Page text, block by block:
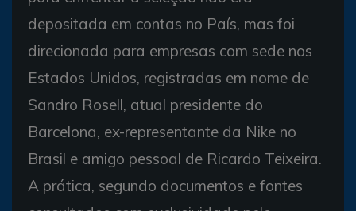
depositada em contas no País, mas foi
direcionada para empresas com sede nos
Estados Unidos, registradas em nome de
Sandro Rosell, atual presidente do
Barcelona, ex-representante da Nike no
Brasil e amigo pessoal de Ricardo Teixeira.
A prática, segundo documentos e fontes